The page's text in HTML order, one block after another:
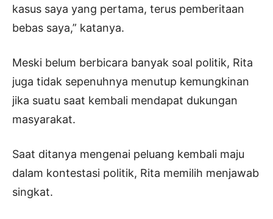
kasus saya yang pertama, terus pemberitaan
bebas saya,” katanya.
Meski belum berbicara banyak soal politik, Rita
juga tidak sepenuhnya menutup kemungkinan
jika suatu saat kembali mendapat dukungan
masyarakat.
Saat ditanya mengenai peluang kembali maju
dalam kontestasi politik, Rita memilih menjawab
singkat.